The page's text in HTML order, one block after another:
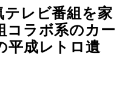
テレビ番組を家
ラボ系のカー
平成レトロ遺